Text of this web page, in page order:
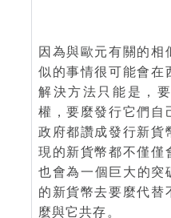
因為與歐元有關的相
似的事情很可能會在
解決方法只能是，
權，要麼發行它們自
政府都讚成發行新貨
現的新貨幣都不僅僅
也會為一個巨大的
的新貨幣去要麼代替
麼與它共存。